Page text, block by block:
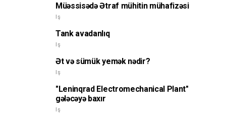
Müəssisədə Ətraf mühitin mühafizəsi
Iş
Tank avadanlıq
Iş
Ət və sümük yemək nədir?
Iş
"Leninqrad Electromechanical Plant"
gələcəyə baxır
Iş